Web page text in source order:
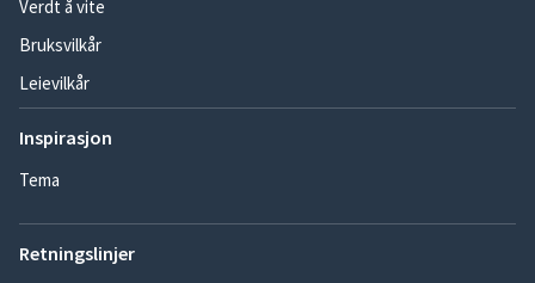
Verdt å vite
Bruksvilkår
Leievilkår
Inspirasjon
Tema
Retningslinjer